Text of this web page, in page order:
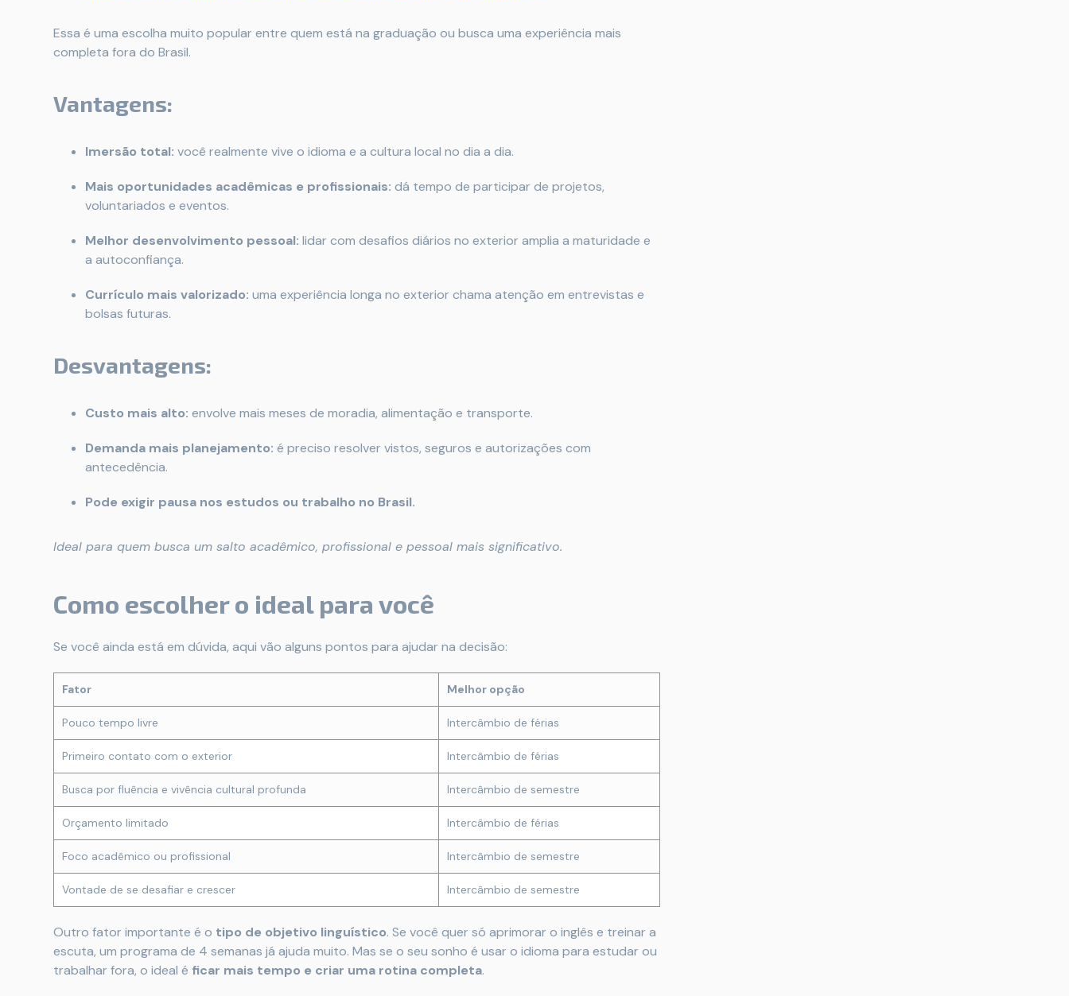
Essa é uma escolha muito popular entre quem está na graduação ou busca uma experiência mais
completa fora do Brasil.
Vantagens:
Imersão total: você realmente vive o idioma e a cultura local no dia a dia.
Mais oportunidades acadêmicas e profissionais: dá tempo de participar de projetos,
voluntariados e eventos.
Melhor desenvolvimento pessoal: lidar com desafios diários no exterior amplia a maturidade e
a autoconfiança.
Currículo mais valorizado: uma experiência longa no exterior chama atenção em entrevistas e
bolsas futuras.
Desvantagens:
Custo mais alto: envolve mais meses de moradia, alimentação e transporte.
Demanda mais planejamento: é preciso resolver vistos, seguros e autorizações com
antecedência.
Pode exigir pausa nos estudos ou trabalho no Brasil.
Ideal para quem busca um salto acadêmico, profissional e pessoal mais significativo.
Como escolher o ideal para você
Se você ainda está em dúvida, aqui vão alguns pontos para ajudar na decisão:
Fator Melhor opção
Pouco tempo livre Intercâmbio de férias
Primeiro contato com o exterior Intercâmbio de férias
Busca por fluência e vivência cultural profunda Intercâmbio de semestre
Orçamento limitado Intercâmbio de férias
Foco acadêmico ou profissional Intercâmbio de semestre
Vontade de se desafiar e crescer Intercâmbio de semestre
Outro fator importante é o tipo de objetivo linguístico. Se você quer só aprimorar o inglês e treinar a
escuta, um programa de 4 semanas já ajuda muito. Mas se o seu sonho é usar o idioma para estudar ou
trabalhar fora, o ideal é ficar mais tempo e criar uma rotina completa.